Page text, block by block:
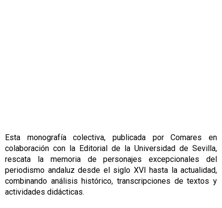
Esta monografía colectiva, publicada por Comares en
colaboración con la Editorial de la Universidad de Sevilla,
rescata la memoria de personajes excepcionales del
periodismo andaluz desde el siglo XVI hasta la actualidad,
combinando análisis histórico, transcripciones de textos y
actividades didácticas.